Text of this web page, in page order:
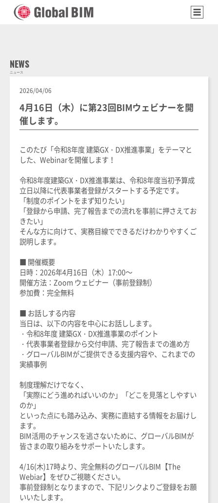
NEWS
ニュース
2026/04/06
4月16日（木）に第23回BIMウェビナーを開
催します。
このたび「令和8年度 建築GX・DX推進事業」をテーマと
した、Webinarを開催します！
令和8年度建築GX・DX推進事業は、令和8年度当初予算成
立日以降に代表事業者登録がスタートする予定です。
「制度のポイントをまず知りたい」
「登録から申請、完了報告までの流れを事前に押さえてお
きたい」
そんな方に向けて、実務目線でできるだけわかりやすくご
説明します。
■ 開催概要
日時：2026年4月16日（木）17:00～
開催方法：Zoom ウェビナー（事前登録制）
参加費：完全無料
■ お話しする内容
当日は、以下の内容を中心にお話しします。
・令和8年度 建築GX・DX推進事業のポイント
・代表事業者登録から交付申請、完了報告までの進め方
・グローバルBIMがご提供できる支援内容や、これまでの
実績事例
制度理解だけでなく、
「実際にどう進めればいいのか」「どこを見落としやすい
のか」
といった点にも踏み込み、実務に直結する情報をお届けし
ます。
BIM活用のチャンスを逃さないために、グローバルBIMが
皆さまの取り組みをサポートいたします。
4/16(木)17時より、完全無料のグローバルBIM【The
Webiar】をぜひご視聴ください。
事前登録制となりますので、下記リンクよりご登録をお願
いいたします。